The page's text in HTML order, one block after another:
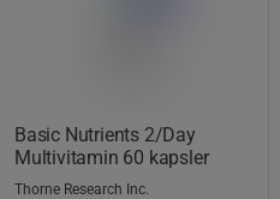
Basic Nutrients 2/Day
Multivitamin 60 kapsler
Thorne Research Inc.